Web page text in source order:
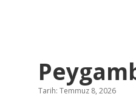
Tarih: Temmuz 8, 2026